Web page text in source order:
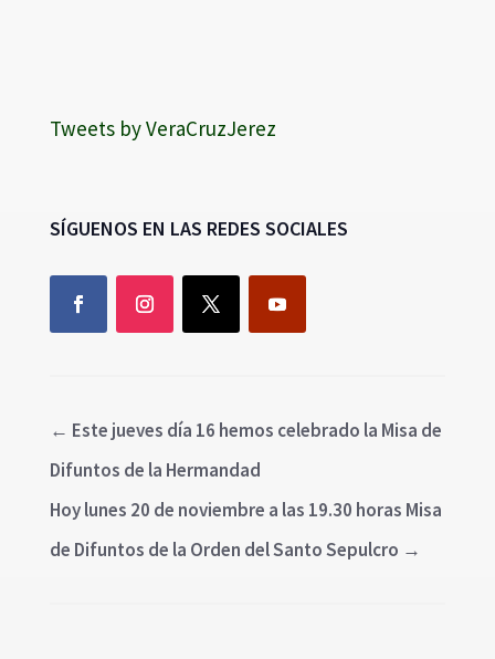
Tweets by VeraCruzJerez
SÍGUENOS EN LAS REDES SOCIALES
← Este jueves día 16 hemos celebrado la Misa de
Difuntos de la Hermandad
Hoy lunes 20 de noviembre a las 19.30 horas Misa
de Difuntos de la Orden del Santo Sepulcro →